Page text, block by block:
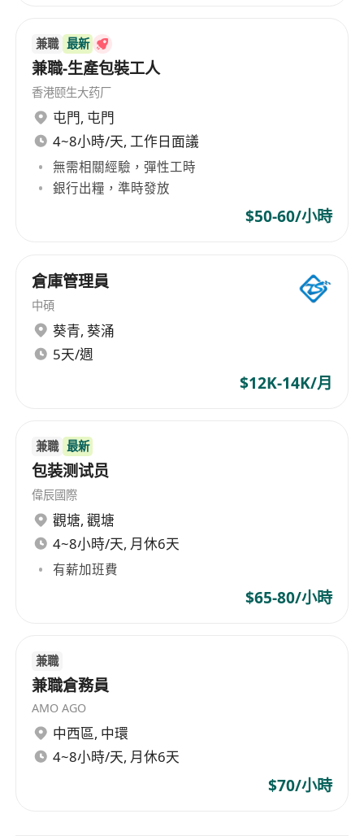
兼職 最新
兼職-生產包裝工人
香港颐生大药厂
屯門, 屯門
4~8小時/天, 工作日面議
無需相關經驗，彈性工時
銀行出糧，準時發放
$50-60/小時
倉庫管理員
中碩
葵青, 葵涌
5天/週
$12K-14K/月
兼職 最新
包装测试员
偉辰國際
觀塘, 觀塘
4~8小時/天, 月休6天
有薪加班費
$65-80/小時
兼職
兼職倉務員
AMO AGO
中西區, 中環
4~8小時/天, 月休6天
$70/小時